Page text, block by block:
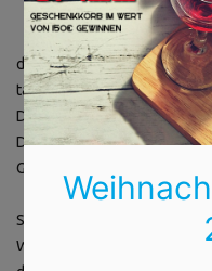
doch sicherlich nicht die
tauchen die komplette
Die historischen
Dekoelementen gestaltet
Glanz.
Sie werden also
Weihnachtsmarkt